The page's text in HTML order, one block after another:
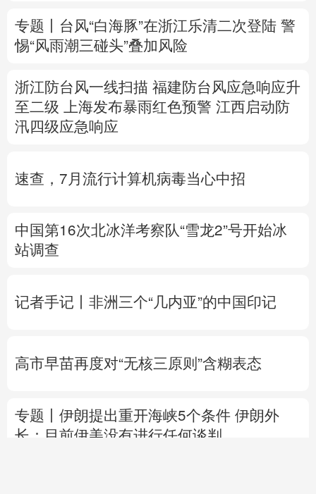
专题丨 台风“白海豚”在浙江乐清二次登陆 警
惕“风雨潮三碰头”叠加风险
浙江防台风一线扫描 福建防台风应急响应升
至二级
上海发布暴雨红色预警 江西启动防
汛四级应急响应
速查，7月流行计算机病毒当心中招
中国第16次北冰洋考察队“雪龙2”号开始冰
站调查
记者手记丨非洲三个“几内亚”的中国印记
高市早苗再度对“无核三原则”含糊表态
专题丨 伊朗提出重开海峡5个条件 伊朗外
长：目前伊美没有进行任何谈判